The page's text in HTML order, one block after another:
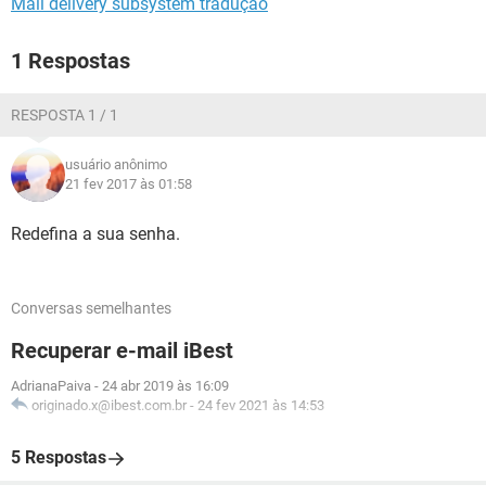
1 Respostas
RESPOSTA 1 / 1
usuário anônimo
21 fev 2017 às 01:58
Redefina a sua senha.
Conversas semelhantes
Recuperar e-mail iBest
AdrianaPaiva - 24 abr 2019 às 16:09
originado.x@ibest.com.br - 24 fev 2021 às 14:53
5 Respostas